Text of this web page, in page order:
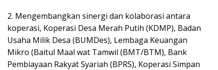
2. Mengembangkan sinergi dan kolaborasi antara
koperasi, Koperasi Desa Merah Putih (KDMP), Badan
Usaha Milik Desa (BUMDes), Lembaga Keuangan
Mikro (Baitul Maal wat Tamwil (BMT/BTM), Bank
Pembiayaan Rakyat Syariah (BPRS), Koperasi Simpan